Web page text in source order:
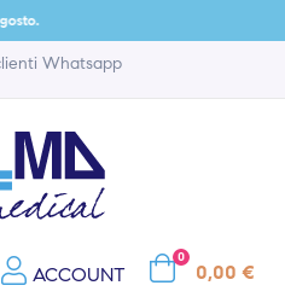
Whatsapp
ACCOUNT
0
0,00 €